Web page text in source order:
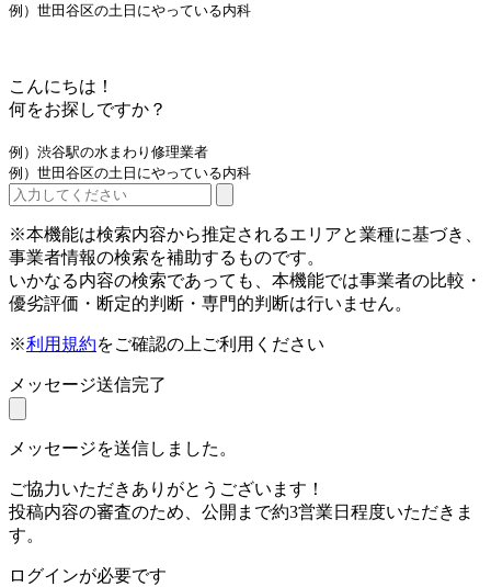
例）世田谷区の土日にやっている内科
こんにちは！
何をお探しですか？
例）渋谷駅の水まわり修理業者
例）世田谷区の土日にやっている内科
※本機能は検索内容から推定されるエリアと業種に基づき、
事業者情報の検索を補助するものです。
いかなる内容の検索であっても、本機能では事業者の比較・
優劣評価・断定的判断・専門的判断は行いません。
※利用規約をご確認の上ご利用ください
メッセージ送信完了
メッセージを送信しました。
ご協力いただきありがとうございます！
投稿内容の審査のため、公開まで約3営業日程度いただきま
す。
ログインが必要です